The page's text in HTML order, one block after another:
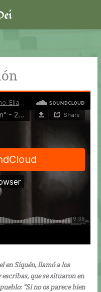
en Siquén, llamó a los
que se situaron en
“Si no os parece bien